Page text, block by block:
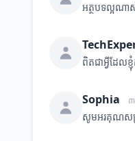
អត្ថបទល្អណា
ពិតជាអ្វីដែលខ្
Sophia ៣
សូមអរគុណសម្